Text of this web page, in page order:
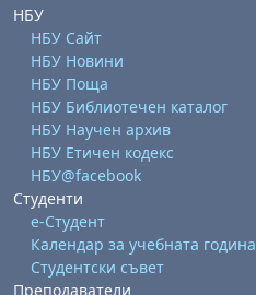
НБУ
НБУ Сайт
НБУ Новини
НБУ Поща
НБУ Библиотечен каталог
НБУ Научен архив
НБУ Етичен кодекс
НБУ@facebook
Студенти
е-Студент
Календар за учебната година
Студентски съвет
Преподаватели